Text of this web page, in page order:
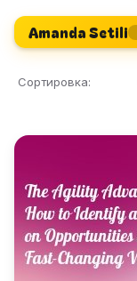
Amanda Setili
Сортировка: